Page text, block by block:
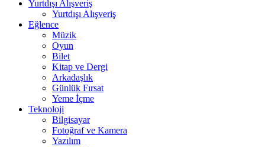
Yurtdışı Alışveriş
Yurtdışı Alışveriş
Eğlence
Müzik
Oyun
Bilet
Kitap ve Dergi
Arkadaşlık
Günlük Fırsat
Yeme İçme
Teknoloji
Bilgisayar
Fotoğraf ve Kamera
Yazılım